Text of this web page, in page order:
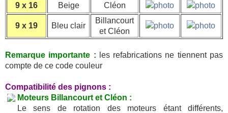
9 x 16
Beige Cléon
9 x 19 Bleu clair
Billancourt
et Cléon
Remarque importante : les refabrications ne tiennent pas
compte de ce code couleur
Compatibilité des pignons :
Moteurs Billancourt et Cléon :
Le sens de rotation des moteurs étant différents,